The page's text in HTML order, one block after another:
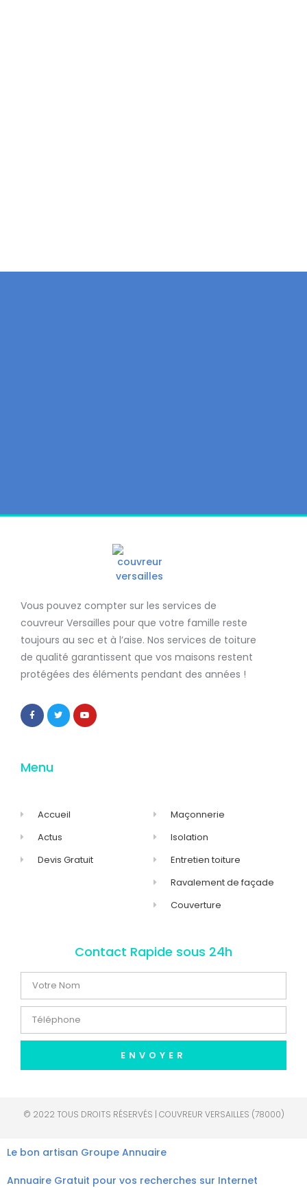
Vous pouvez compter sur les services de
couvreur Versailles pour que votre famille reste
toujours au sec et à l’aise. Nos services de toiture
de qualité garantissent que vos maisons restent
protégées des éléments pendant des années !
Menu
Accueil
Actus
Devis Gratuit
Maçonnerie
Isolation
Entretien toiture
Ravalement de façade
Couverture
Contact Rapide sous 24h
ENVOYER
© 2022 TOUS DROITS RÉSERVÉS | COUVREUR VERSAILLES (78000)
Le bon artisan Groupe Annuaire
Annuaire Gratuit pour vos recherches sur Internet